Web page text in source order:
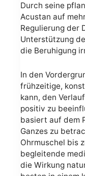
Durch seine
Acustan auf
Regulierung der
Unterstützung
die Beruhigung
In den
frühzeitige,
kann, den
positiv zu
basiert auf dem
Ganzes zu
Ohrmuschel bis
begleitende
die Wirkung